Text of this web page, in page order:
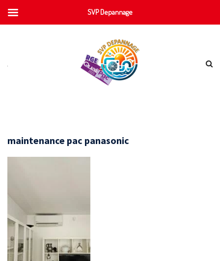
maintenance pac panasonic
SVP Depannage